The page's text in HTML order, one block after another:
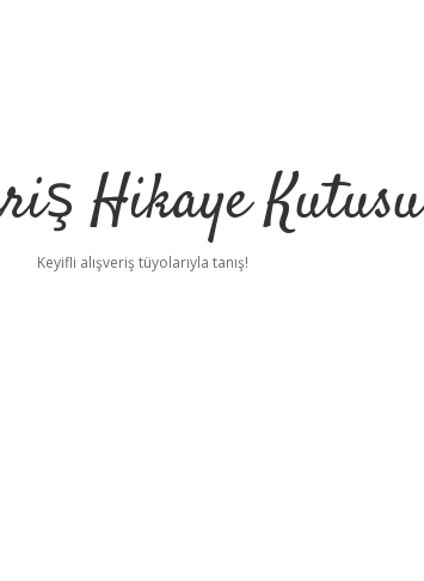
Hikaye Kutusu
Keyifli alışveriş tüyolarıyla tanış!